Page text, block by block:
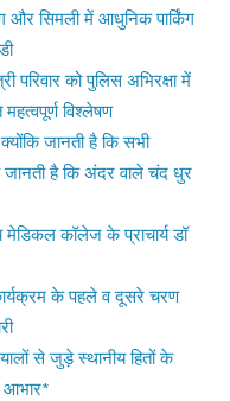
और सिमली में आधुनिक पार्किंग
परिवार को पुलिस अभिरक्षा में
विश्लेषण
जानती है कि सभी
जानती है कि अंदर वाले चंद धुर
मेडिकल कॉलेज के प्राचार्य डॉ
के पहले व दूसरे चरण
से जुड़े स्थानीय हितों के
आभार*